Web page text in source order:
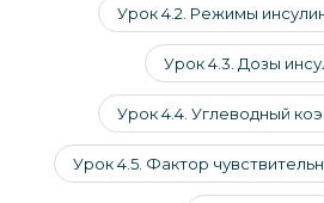
Урок 4.2. Режимы
Урок 4.3. Дозы
Урок 4.4. Углеводный
Урок 4.5. Фактор